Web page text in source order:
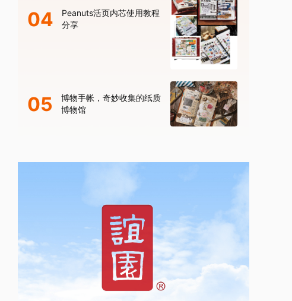
04
Peanuts活页内芯使用教程
分享
05
博物手帐，奇妙收集的纸质
博物馆